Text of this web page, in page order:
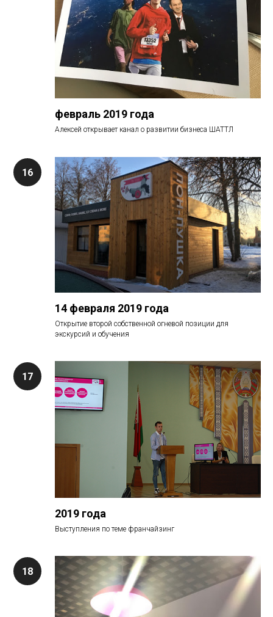
февраль 2019 года
Алексей открывает канал о развитии бизнеса ШАТТЛ
14 февраля 2019 года
Открытие второй собственной огневой позиции для
экскурсий и обучения
2019 года
Выступления по теме франчайзинг